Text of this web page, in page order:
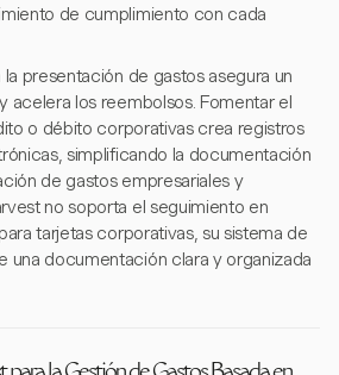
de cumplimiento con cada
presentación de gastos asegura un
acelera los reembolsos. Fomentar el
o débito corporativas crea registros
simplificando la documentación
de gastos empresariales y
no soporta el seguimiento en
tarjetas corporativas, su sistema de
una documentación clara y organizada